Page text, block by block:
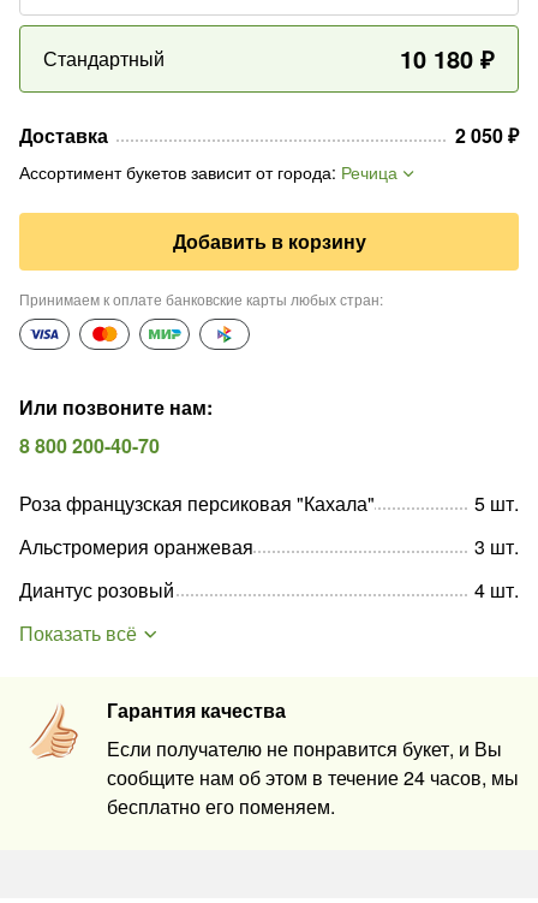
Стандартный 10 180 ₽
Доставка 2 050₽
Ассортимент букетов зависит от города: Речица
Добавить в корзину
Принимаем к оплате банковские карты любых стран:
Или позвоните нам:
8 800 200-40-70
Гарантия качества
Если получателю не понравится букет, и Вы
сообщите нам об этом в течение 24 часов, мы
бесплатно его поменяем.
Роза французская персиковая "Кахала" 5 шт.
Альстромерия оранжевая
3 шт.
Диантус розовый
4 шт.
Показать всё